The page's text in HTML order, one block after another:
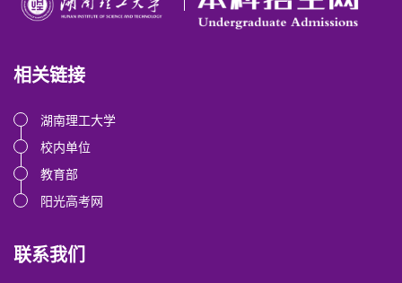
相关链接
湖南理工大学
校内单位
教育部
阳光高考网
联系我们